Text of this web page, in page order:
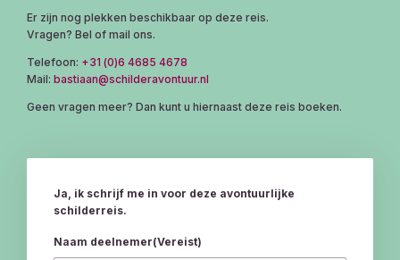
Er zijn nog plekken beschikbaar op deze reis.
Vragen? Bel of mail ons.
Telefoon: +31 (0)6 4685 4678
Mail: bastiaan@schilderavontuur.nl
Geen vragen meer? Dan kunt u hiernaast deze reis boeken.
Ja, ik schrijf me in voor deze avontuurlijke
schilderreis.
Naam deelnemer(Vereist)